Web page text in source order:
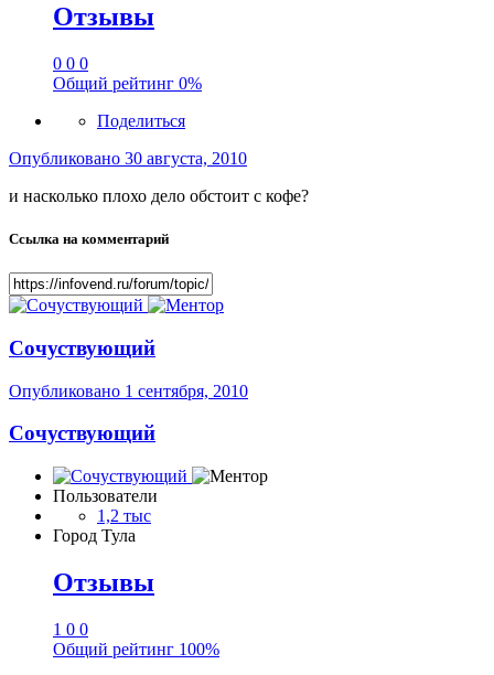
Отзывы
0 0 0
Общий рейтинг 0%
Поделиться
Опубликовано 30 августа, 2010
и насколько плохо дело обстоит с кофе?
Ссылка на комментарий
Сочуствующий
Опубликовано 1 сентября, 2010
Сочуствующий
Пользователи
1,2 тыс
Город Тула
Отзывы
1 0 0
Общий рейтинг 100%